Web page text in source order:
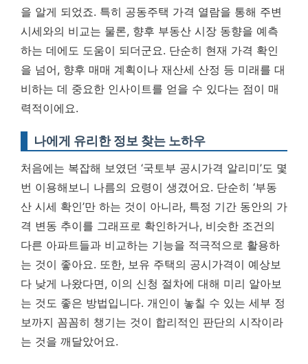
을 알게 되었죠. 특히 공동주택 가격 열람을 통해 주변
시세와의 비교는 물론, 향후 부동산 시장 동향을 예측
하는 데에도 도움이 되더군요. 단순히 현재 가격 확인
을 넘어, 향후 매매 계획이나 재산세 산정 등 미래를 대
비하는 데 중요한 인사이트를 얻을 수 있다는 점이 매
력적이에요.
나에게 유리한 정보 찾는 노하우
처음에는 복잡해 보였던 ‘국토부 공시가격 알리미’도 몇
번 이용해보니 나름의 요령이 생겼어요. 단순히 ‘부동
산 시세 확인’만 하는 것이 아니라, 특정 기간 동안의 가
격 변동 추이를 그래프로 확인하거나, 비슷한 조건의
다른 아파트들과 비교하는 기능을 적극적으로 활용하
는 것이 좋아요. 또한, 보유 주택의 공시가격이 예상보
다 낮게 나왔다면, 이의 신청 절차에 대해 미리 알아보
는 것도 좋은 방법입니다. 개인이 놓칠 수 있는 세부 정
보까지 꼼꼼히 챙기는 것이 합리적인 판단의 시작이라
는 것을 깨달았어요.